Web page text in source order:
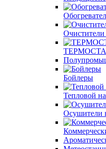
Очистители
Бойлеры
Тепловой
Осушители